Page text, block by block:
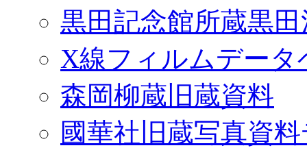
黒田記念館所蔵黒
X線フィルムデータ
森岡柳蔵旧蔵資料
國華社旧蔵写真資